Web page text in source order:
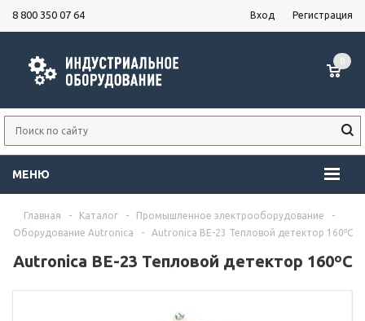
8 800 350 07 64 Вход Регистрация
МЕНЮ
0
Главная - Каталог - Промышленное электрооборудование
-
Оборудование Autronica
- Autronica BE-23 Тепловой детектор 160ºC
Autronica BE-23 Тепловой детектор 160ºC